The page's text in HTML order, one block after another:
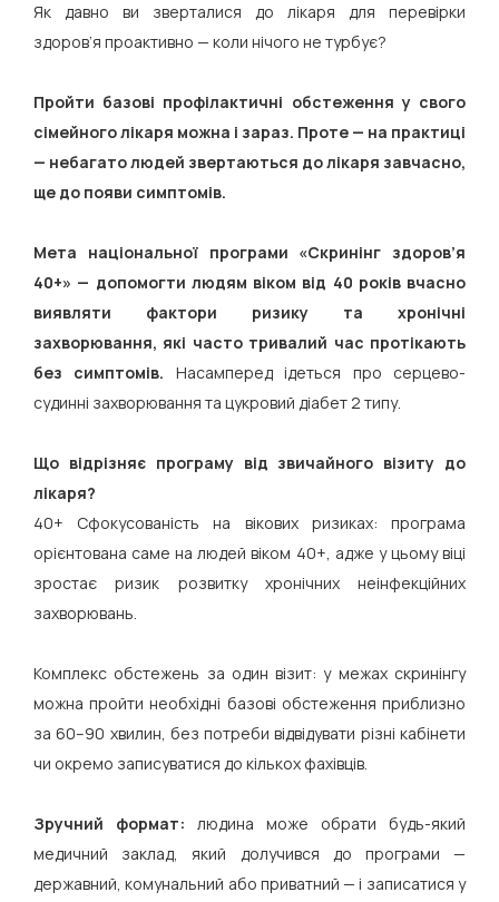
Як давно ви зверталися до лікаря для перевірки
здоров’я проактивно — коли нічого не турбує?
Пройти базові профілактичні обстеження у свого
сімейного лікаря можна і зараз. Проте — на практиці
— небагато людей звертаються до лікаря завчасно,
ще до появи симптомів.
Мета національної програми «Скринінг здоров’я
40+» — допомогти людям віком від 40 років вчасно
виявляти фактори ризику та хронічні
захворювання, які часто тривалий час протікають
без симптомів. Насамперед ідеться про серцево-
судинні захворювання та цукровий діабет 2 типу.
Що відрізняє програму від звичайного візиту до
лікаря?
40+ Сфокусованість на вікових ризиках: програма
орієнтована саме на людей віком 40+, адже у цьому віці
зростає ризик розвитку хронічних неінфекційних
захворювань.
Комплекс обстежень за один візит: у межах скринінгу
можна пройти необхідні базові обстеження приблизно
за 60–90 хвилин, без потреби відвідувати різні кабінети
чи окремо записуватися до кількох фахівців.
Зручний формат: людина може обрати будь-який
медичний заклад, який долучився до програми —
державний, комунальний або приватний — і записатися у